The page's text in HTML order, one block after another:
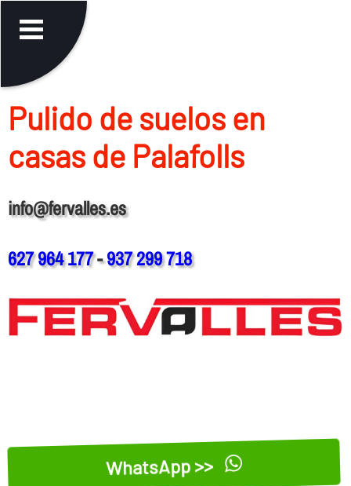
Pulido de suelos en
casas de Palafolls
info@fervalles.es
627 964 177-937 299 718
WhatsApp >>